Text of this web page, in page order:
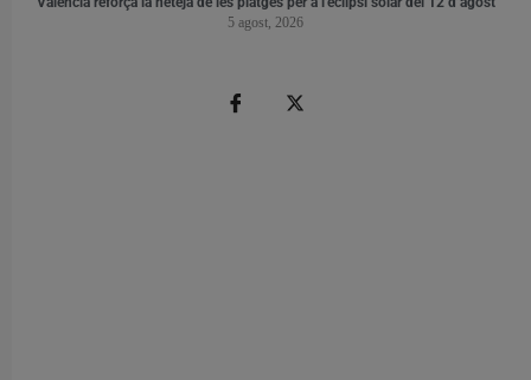
5 agost, 2026